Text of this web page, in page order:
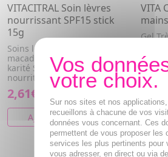
VITACITRAL Soin lèvres
nourrissant SPF15 stick
15g
Soins lèvres à l'huile de
macadamia et beurre de
karité SPF15. Hydrate et
nourrit ...
2,61€
AJOUTER AU PANIER
VITA
Gel
5,42€
Sur nos sites et nos
recueillons à chacune de vos
données vous concernant. Ces
permettent de vous proposer les
services les plus pertinents pour
vous adresser, en direct ou via